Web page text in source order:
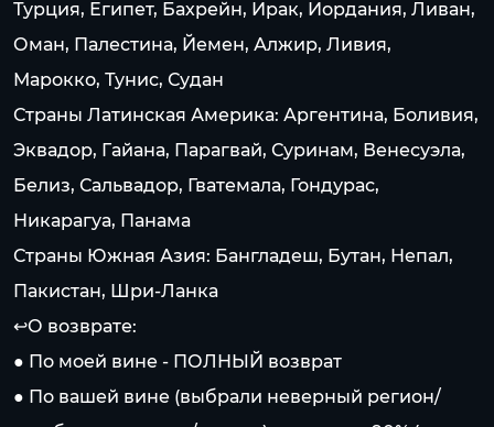
Турция, Египет, Бахрейн, Ирак, Иордания, Ливан,
Оман, Палестина, Йемен, Алжир, Ливия,
Марокко, Тунис, Судан
Страны Латинская Америка: Аргентина, Боливия,
Эквадор, Гайана, Парагвай, Суринам, Венесуэла,
Белиз, Сальвадор, Гватемала, Гондурас,
Никарагуа, Панама
Страны Южная Азия: Бангладеш, Бутан, Непал,
Пакистан, Шри-Ланка
↩️О возврате:
● По моей вине - ПОЛНЫЙ возврат
● По вашей вине (выбрали неверный регион/